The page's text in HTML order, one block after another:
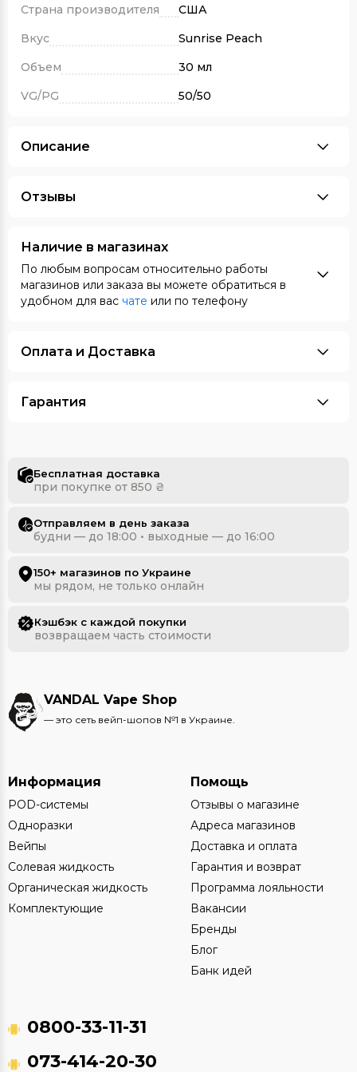
Страна производителя
США
Вкус
Sunrise Peach
Объем
30 мл
VG/PG
50/50
Описание
Отзывы
Наличие в магазинах
По любым вопросам относительно работы
магазинов или заказа вы можете обратиться в
удобном для вас чате или по телефону
Оплата и Доставка
Гарантия
Бесплатная доставка
при покупке от 850 ₴
Отправляем в день заказа
будни — до 18:00 • выходные — до 16:00
150+ магазинов по Украине
мы рядом, не только онлайн
Кэшбэк с каждой покупки
возвращаем часть стоимости
VANDAL Vape Shop
— это сеть вейп-шопов №1 в Украине.
Информация
POD-системы
Одноразки
Вейпы
Солевая жидкость
Органическая жидкость
Комплектующие
Помощь
Отзывы о магазине
Адреса магазинов
Доставка и оплата
Гарантия и возврат
Программа лояльности
Вакансии
Бренды
Блог
Банк идей
0800-33-11-31
073-414-20-30